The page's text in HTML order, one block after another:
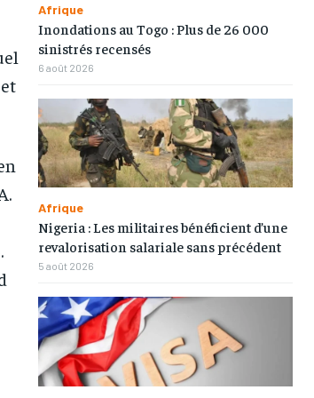
are billed
one until you
are billed
one until you
Afrique
Inondations au Togo : Plus de 26 000
sinistrés recensés
6 août 2026
Afrique
Nigeria : Les militaires bénéficient d’une
revalorisation salariale sans précédent
5 août 2026